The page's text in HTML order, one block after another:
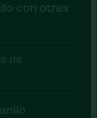
con otras
de